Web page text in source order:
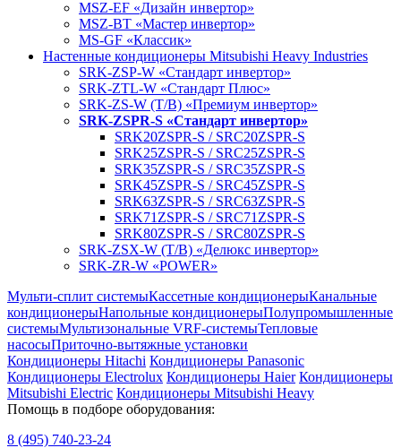
MSZ-EF «Дизайн инвертор»
MSZ-BT «Мастер инвертор»
MS-GF «Классик»
Настенные кондиционеры Mitsubishi Heavy Industries
SRK-ZSP-W «Стандарт инвертор»
SRK-ZTL-W «Стандарт Плюс»
SRK-ZS-W (T/B) «Премиум инвертор»
SRK-ZSPR-S «Стандарт инвертор»
SRK20ZSPR-S / SRC20ZSPR-S
SRK25ZSPR-S / SRC25ZSPR-S
SRK35ZSPR-S / SRC35ZSPR-S
SRK45ZSPR-S / SRC45ZSPR-S
SRK63ZSPR-S / SRC63ZSPR-S
SRK71ZSPR-S / SRC71ZSPR-S
SRK80ZSPR-S / SRC80ZSPR-S
SRK-ZSX-W (T/B) «Делюкс инвертор»
SRK-ZR-W «POWER»
Мульти-сплит системыКассетные кондиционерыКанальные
кондиционерыНапольные кондиционерыПолупромышленные
системыМультизональные VRF-системыТепловые
насосыПриточно-вытяжные установки
Кондиционеры Hitachi Кондиционеры Panasonic
Кондиционеры Electrolux Кондиционеры Haier Кондиционеры
Mitsubishi Electric Кондиционеры Mitsubishi Heavy
Помощь в подборе оборудования:
8 (495) 740-23-24